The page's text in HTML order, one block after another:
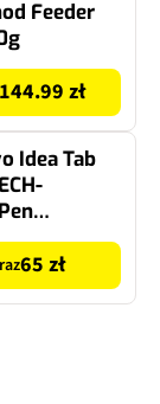
Feeder
144.99 zł
Idea Tab
65 zł